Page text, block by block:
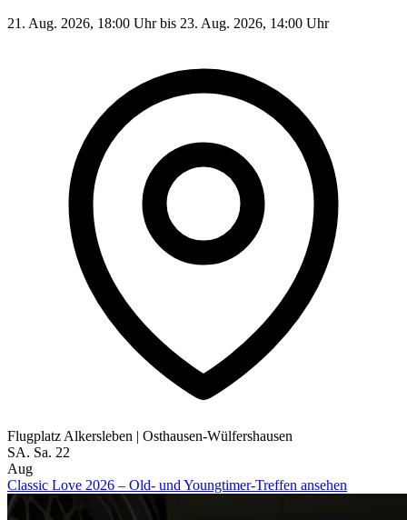
21. Aug. 2026, 18:00 Uhr bis 23. Aug. 2026, 14:00 Uhr
Flugplatz Alkersleben | Osthausen-Wülfershausen
SA. Sa. 22
Aug
Classic Love 2026 – Old- und Youngtimer-Treffen ansehen